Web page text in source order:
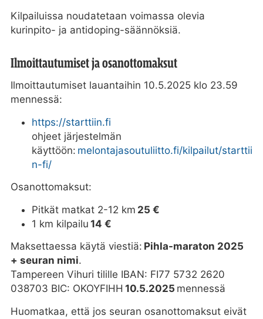
Kilpailuissa noudatetaan voimassa olevia
kurinpito- ja antidoping-säännöksiä.
Ilmoittautumiset ja osanottomaksut
Ilmoittautumiset lauantaihin 10.5.2025 klo 23.59
mennessä:
https://starttiin.fi
ohjeet järjestelmän
käyttöön: melontajasoutuliitto.fi/kilpailut/starttii
n-fi/
Osanottomaksut:
Pitkät matkat 2-12 km 25 €
1 km kilpailu 14 €
Maksettaessa käytä viestiä: Pihla-maraton 2025
+ seuran nimi.
Tampereen Vihuri tilille IBAN: FI77 5732 2620
038703 BIC: OKOYFIHH 10.5.2025 mennessä
Huomatkaa, että jos seuran osanottomaksut eivät